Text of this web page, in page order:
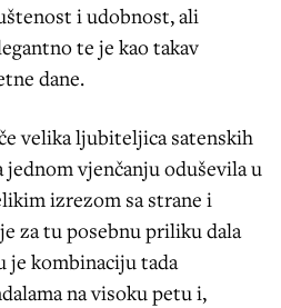
i udobnost, ali
te je kao takav
dane.
velika ljubiteljica satenskih
jednom vjenčanju oduševila u
izrezom sa strane i
za tu posebnu priliku dala
je kombinaciju tada
na visoku petu i,